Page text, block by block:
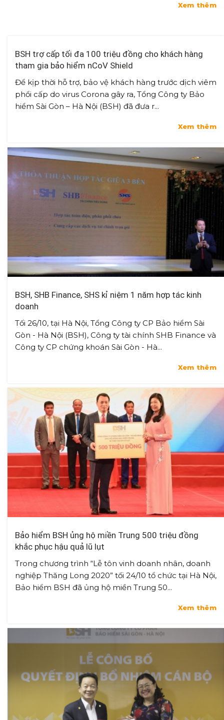
Xem thêm
BSH trợ cấp tối đa 100 triệu đồng cho khách hàng
tham gia bảo hiểm nCoV Shield
Để kịp thời hỗ trợ, bảo vệ khách hàng trước dịch viêm
phổi cấp do virus Corona gây ra, Tổng Công ty Bảo
hiểm Sài Gòn – Hà Nội (BSH) đã đưa r...
Xem thêm
BSH, SHB Finance, SHS kỉ niệm 1 năm hợp tác kinh
doanh
Tối 26/10, tại Hà Nội, Tổng Công ty CP Bảo hiểm Sài
Gòn - Hà Nội (BSH), Công ty tài chính SHB Finance và
Công ty CP chứng khoán Sài Gòn - Hà...
Xem thêm
Bảo hiểm BSH ủng hộ miền Trung 500 triệu đồng
khắc phục hậu quả lũ lụt
Trong chương trình “Lễ tôn vinh doanh nhân, doanh
nghiệp Thăng Long 2020” tối 24/10 tổ chức tại Hà Nội,
Bảo hiểm BSH đã ủng hộ miền Trung 50...
Xem thêm